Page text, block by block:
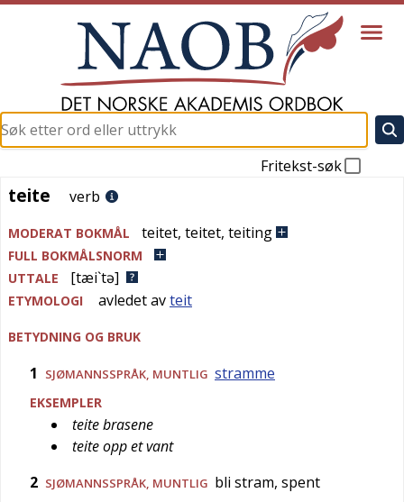
Fritekst-søk
teite
teite verb
MODERAT BOKMÅL teitet, teitet, teiting
FULL BOKMÅLSNORM
UTTALE
[tæi`tə]
ETYMOLOGI avledet avteit
BETYDNING OG BRUK
1 SJØMANNSSPRÅK, MUNTLIG stramme
EKSEMPLER
teite brasene
teite opp et vant
2 SJØMANNSSPRÅK, MUNTLIG bli stram, spent